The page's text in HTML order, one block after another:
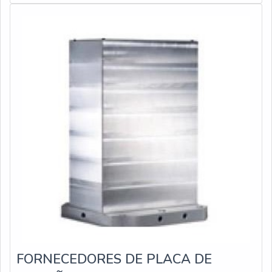
de excelência de ponta a ponta.
descobre a DFG Ferramentas. Com grande know-how
desenvolvimento no que gera resultado ao cliente.Sem
perder o foco em manutenção preventiva usinagem, na
essência da empresa, a mesma deve prezar pelos
produtos e serviços com ótima qualidade e excelente
custo-benefício, detalhes primordiais que são deixados
de lado por muitas empresas que não focam na
fidelização do cliente.É importante lembrar que o
produto deve ser adquirido com empresas
especializadas. Esse tipo de cuidado ajuda a garantir a
qualidade e durabilidade dos materiais, além de evitar
prejuízos com substituições frequentes de produtos que
não cumprem com suas funções adequadamente. Assim,
é possível poupar gastos desnecessários.Existem
tornado destaque quando pensamos em uma empresa
que entrega confiança e serviços de qualidade. Alguns
FORNECEDORES DE PLACA DE